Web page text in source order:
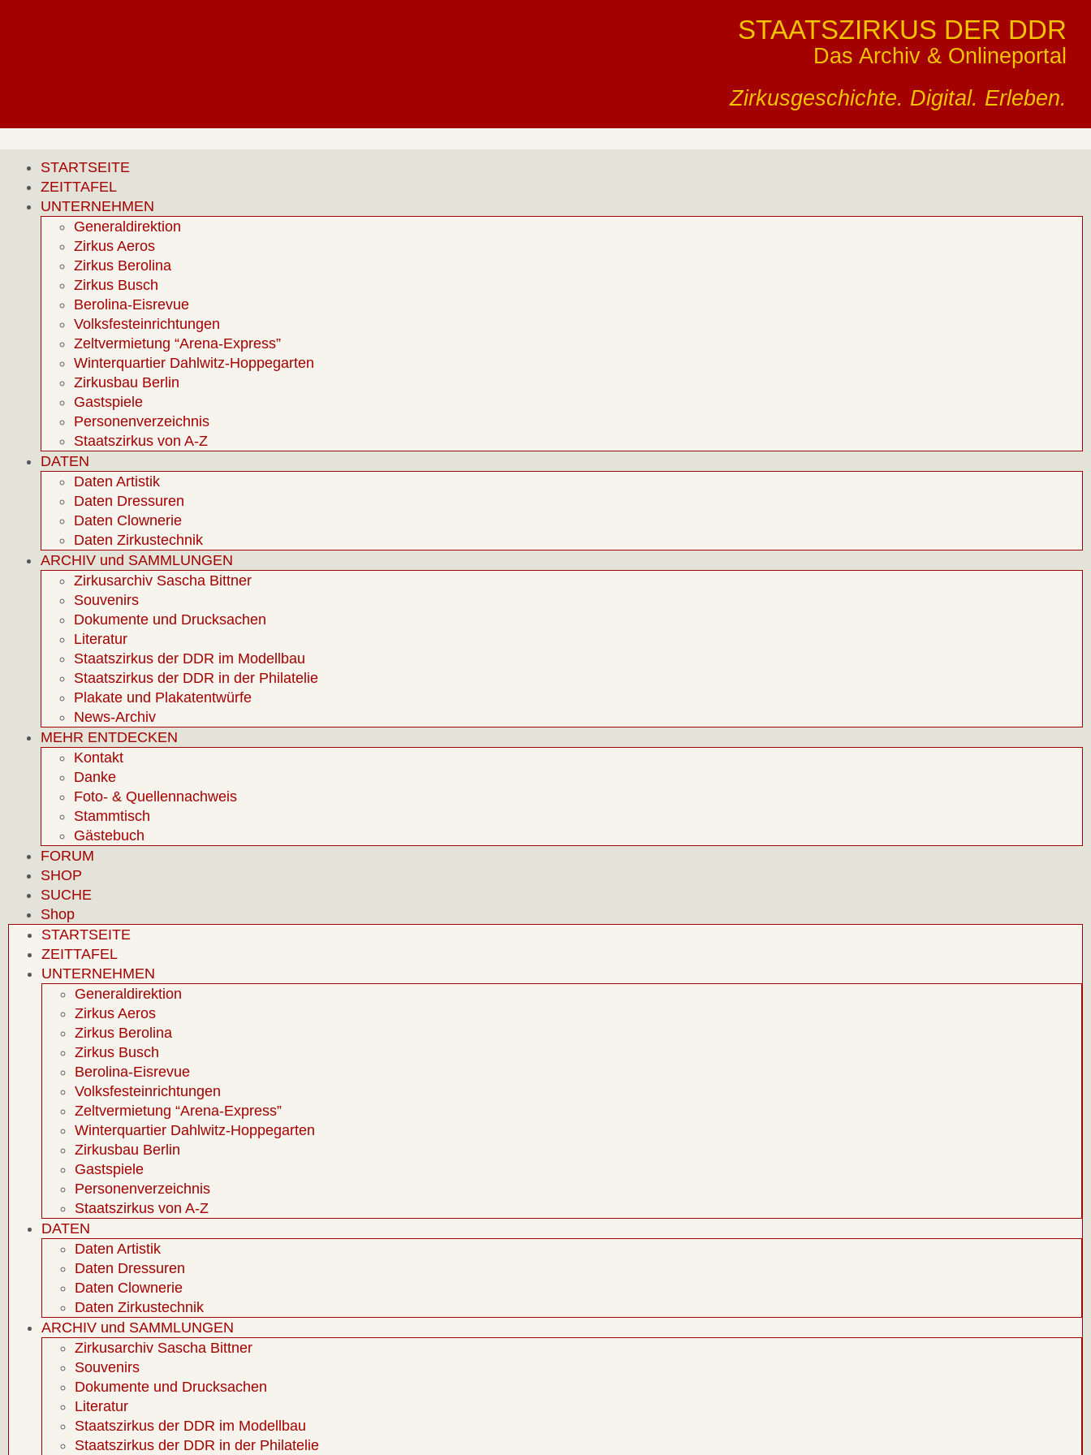
STAATSZIRKUS DER DDR
Das Archiv & Onlineportal
Zirkusgeschichte. Digital. Erleben.
STARTSEITE
ZEITTAFEL
UNTERNEHMEN
Generaldirektion
Zirkus Aeros
Zirkus Berolina
Zirkus Busch
Berolina-Eisrevue
Volksfesteinrichtungen
Zeltvermietung “Arena-Express”
Winterquartier Dahlwitz-Hoppegarten
Zirkusbau Berlin
Gastspiele
Personenverzeichnis
Staatszirkus von A-Z
DATEN
Daten Artistik
Daten Dressuren
Daten Clownerie
Daten Zirkustechnik
ARCHIV und SAMMLUNGEN
Zirkusarchiv Sascha Bittner
Souvenirs
Dokumente und Drucksachen
Literatur
Staatszirkus der DDR im Modellbau
Staatszirkus der DDR in der Philatelie
Plakate und Plakatentwürfe
News-Archiv
MEHR ENTDECKEN
Kontakt
Danke
Foto- & Quellennachweis
Stammtisch
Gästebuch
FORUM
SHOP
SUCHE
Shop
STARTSEITE
ZEITTAFEL
UNTERNEHMEN
Generaldirektion
Zirkus Aeros
Zirkus Berolina
Zirkus Busch
Berolina-Eisrevue
Volksfesteinrichtungen
Zeltvermietung “Arena-Express”
Winterquartier Dahlwitz-Hoppegarten
Zirkusbau Berlin
Gastspiele
Personenverzeichnis
Staatszirkus von A-Z
DATEN
Daten Artistik
Daten Dressuren
Daten Clownerie
Daten Zirkustechnik
ARCHIV und SAMMLUNGEN
Zirkusarchiv Sascha Bittner
Souvenirs
Dokumente und Drucksachen
Literatur
Staatszirkus der DDR im Modellbau
Staatszirkus der DDR in der Philatelie